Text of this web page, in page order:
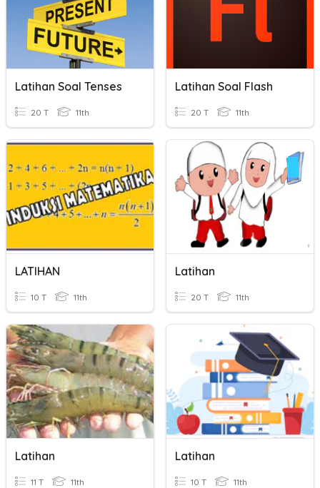
Latihan Soal Tenses
20 T 11th
Latihan Soal Flash
20 T 11th
LATIHAN
10 T 11th
Latihan
20 T 11th
Latihan
11 T 11th
Latihan
10 T 11th